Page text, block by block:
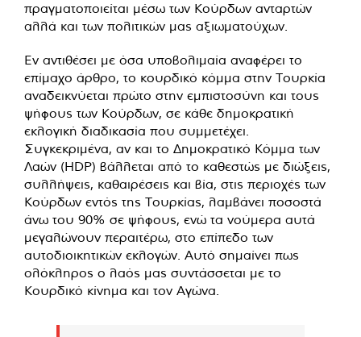
πραγματοποιείται μέσω των Κούρδων ανταρτών
αλλά και των πολιτικών μας αξιωματούχων.
Εν αντιθέσει με όσα υποβολιμαία αναφέρει το
επίμαχο άρθρο, το κουρδικό κόμμα στην Τουρκία
αναδεικνύεται πρώτο στην εμπιστοσύνη και τους
ψήφους των Κούρδων, σε κάθε δημοκρατική
εκλογική διαδικασία που συμμετέχει.
Συγκεκριμένα, αν και το Δημοκρατικό Κόμμα των
Λαών (HDP) βάλλεται από το καθεστώς με διώξεις,
συλλήψεις, καθαιρέσεις και βία, στις περιοχές των
Κούρδων εντός της Τουρκίας, λαμβάνει ποσοστά
άνω του 90% σε ψήφους, ενώ τα νούμερα αυτά
μεγαλώνουν περαιτέρω, στο επίπεδο των
αυτοδιοικητικών εκλογών. Αυτό σημαίνει πως
ολόκληρος ο λαός μας συντάσσεται με το
Κουρδικό κίνημα και τον Αγώνα.